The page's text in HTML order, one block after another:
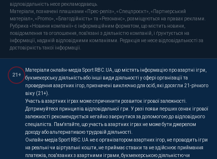
відповідальність несе рекламодавець.
Матеріали, позначені плашками «Прес-реліз», «Спецпроєкт», «Партнерський
матеріал», «Promo», «Благодійність» та «Резонанс», розміщуються на правах реклами.
Рубрика «Новини компанії» є інформаційним форматом, що містить новини,
повідомлення та оголошення, пов'язані з діяльністю компаній, і ґрунтується на
інформації, наданій відповідними компаніями. Редакція не несе відповідальності за
достовірність такої інформації.
21+
Матеріали онлайн-медіа Sport RBC.UA, що містять інформацію про азартні ігри,
букмекерську діяльність або інші види діяльності у сфері організації та
проведення азартних ігор, призначені виключно для осіб, які досягли 21-річного
віку (21+).
Участь в азартних іграх може спричинити розвиток ігрової залежності.
Дотримуйтеся принципів відповідальної гри. У разі появи перших ознак ігрової
залежності рекомендується негайно звернутися за допомогою до відповідного
спеціаліста. Пам'ятайте, що участь в азартних іграх не може бути джерелом
доходу або альтернативою трудовій діяльності.
Онлайн-медіа Sport RBC.UA не є організатором азартних ігор, не проводить ігри
на реальні чи віртуальні кошти, не приймає ставки та не здійснює приймання
платежів, пов'язаних з азартними іграми, букмекерською діяльністю чи